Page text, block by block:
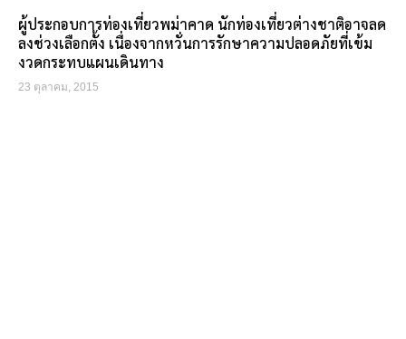
ผู้ประกอบการท่องเที่ยวพม่าคาด นักท่องเที่ยวต่างชาติอาจลด
ลงช่วงเลือกตั้ง เนื่องจากหวั่นการรักษาความปลอดภัยที่เข้ม
งวดกระทบแผนเดินทาง
23 ตุลาคม, 2015